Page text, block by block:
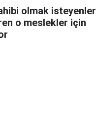
olmak isteyenler
o meslekler için